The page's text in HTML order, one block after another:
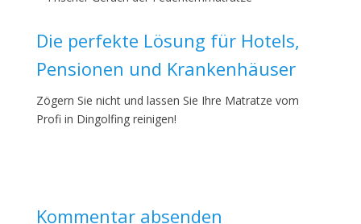
Die perfekte Lösung für Hotels,
Pensionen und Krankenhäuser
Zögern Sie nicht und lassen Sie Ihre Matratze vom
Profi in Dingolfing reinigen!
Kommentar absenden